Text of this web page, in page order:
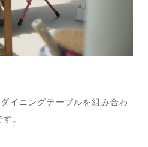
イニングテーブルを組み合わ
。